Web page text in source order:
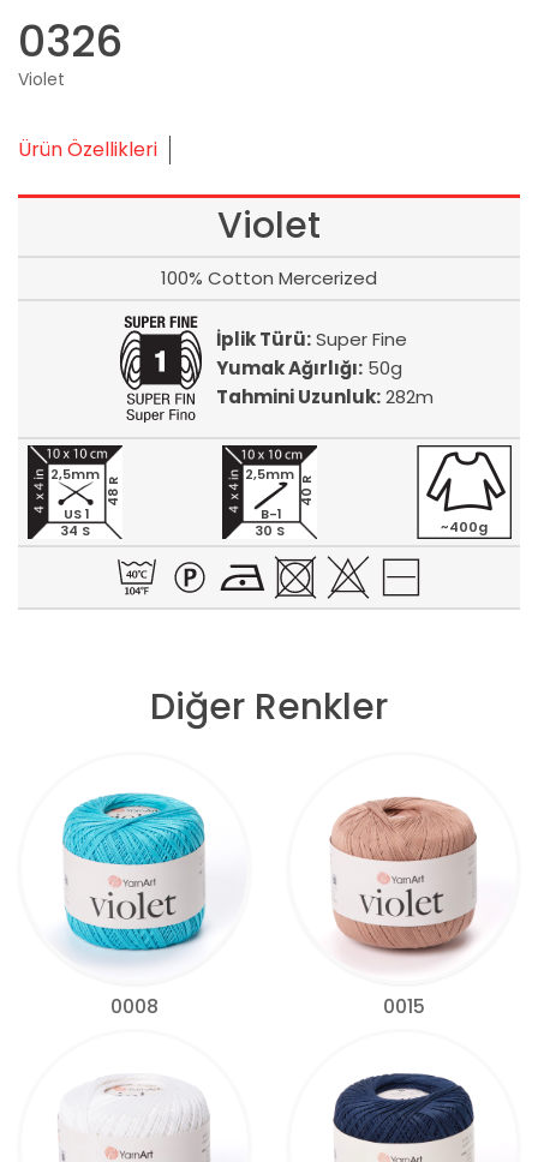
0326
Violet
Ürün Özellikleri
Violet
100% Cotton Mercerized
İplik Türü:Super Fine
Yumak Ağırlığı:50g
Tahmini Uzunluk:282m
34 S
48 R
2,5mm
US 1
30 S
40 R
2,5mm
B-1
~400g
Diğer Renkler
0008 0015